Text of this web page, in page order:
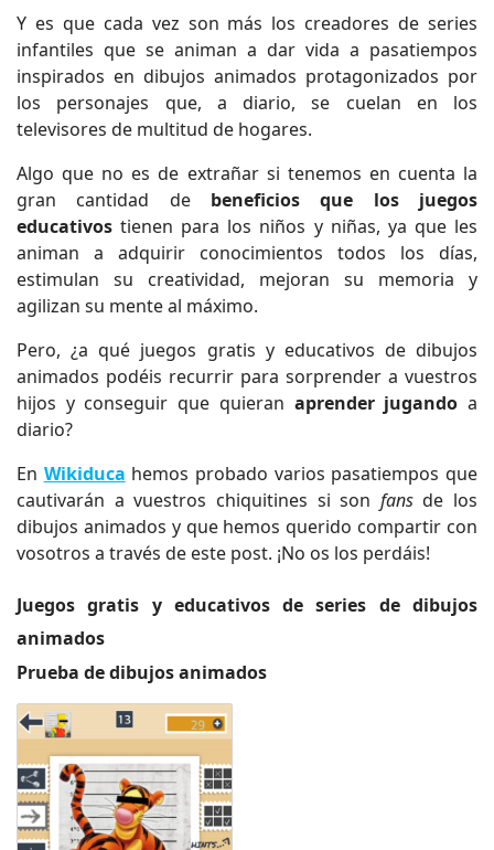
Y es que cada vez son más los creadores de series
infantiles que se animan a dar vida a pasatiempos
inspirados en dibujos animados protagonizados por
los personajes que, a diario, se cuelan en los
televisores de multitud de hogares.
Algo que no es de extrañar si tenemos en cuenta la
gran cantidad de beneficios que los juegos
educativos tienen para los niños y niñas, ya que les
animan a adquirir conocimientos todos los días,
estimulan su creatividad, mejoran su memoria y
agilizan su mente al máximo.
Pero, ¿a qué juegos gratis y educativos de dibujos
animados podéis recurrir para sorprender a vuestros
hijos y conseguir que quieran aprender jugando a
diario?
En Wikiduca hemos probado varios pasatiempos que
cautivarán a vuestros chiquitines si son fansde los
dibujos animados y que hemos querido compartir con
vosotros a través de este post. ¡No os los perdáis!
Juegos gratis y educativos de series de dibujos
animados
Prueba de dibujos animados